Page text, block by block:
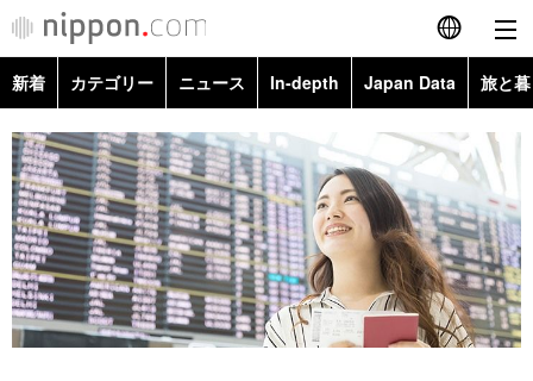
English
简体字
繁體字
Français
Español
カテゴリー
政治・外交
ニュース
新着 カテゴリー ニュース In-depth Japan Data 旅と
政治・外交
経済・ビジネス
国際・海外
社会
Topics
Images
People
東京